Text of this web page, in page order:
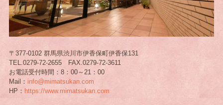
〒377-0102 群馬県渋川市伊香保町伊香保131
TEL.0279-72-2655 FAX.0279-72-3611
お電話受付時間：8：00～21：00
Mail： info@mimatsukan.com
HP： https://www.mimatsukan.com